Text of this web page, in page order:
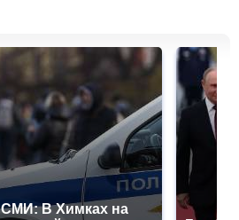
СМИ: В Химках на